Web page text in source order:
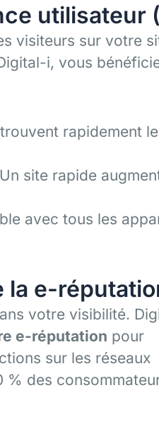
utilisateur
visiteurs sur votre
i, vous
rapidement
site rapide
avec tous les
la e-
votre visibilité.
e-réputation pour
sur les réseaux
% des